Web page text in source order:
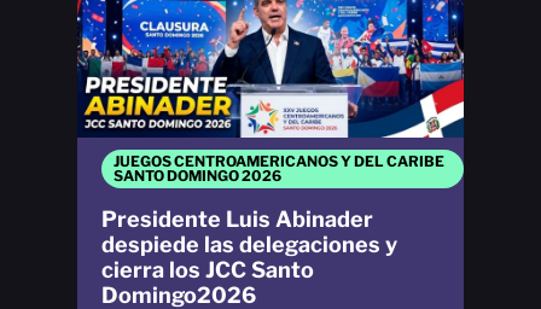
JUEGOS CENTROAMERICANOS Y DEL CARIBE
SANTO DOMINGO 2026
Presidente Luis Abinader
despiede las delegaciones y
cierra los JCC Santo
Domingo2026